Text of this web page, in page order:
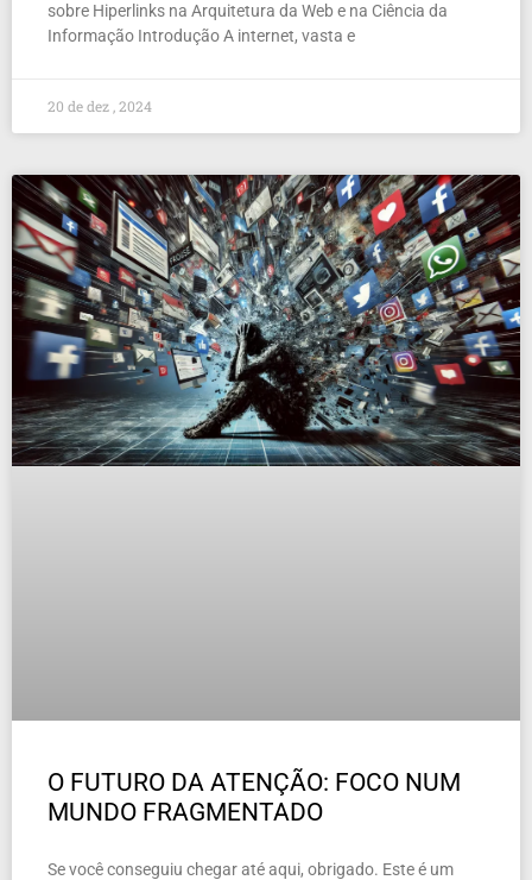
sobre Hiperlinks na Arquitetura da Web e na Ciência da
Informação Introdução A internet, vasta e
20 de dez , 2024
O FUTURO DA ATENÇÃO: FOCO NUM
MUNDO FRAGMENTADO
Se você conseguiu chegar até aqui, obrigado. Este é um